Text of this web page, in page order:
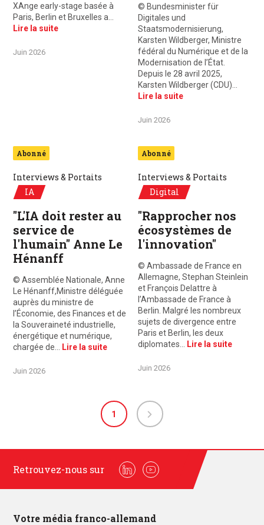
XAnge early-stage basée à
Paris, Berlin et Bruxelles a…
Lire la suite
Juin 2026
© Bundesminister für
Digitales und
Staatsmodernisierung,
Karsten Wildberger, Ministre
fédéral du Numérique et de la
Modernisation de l’État.
Depuis le 28 avril 2025,
Karsten Wildberger (CDU)…
Lire la suite
Juin 2026
Abonné
Interviews & Portaits
IA
"L'IA doit rester au
service de
l'humain" Anne Le
Hénanff
© Assemblée Nationale, Anne
Le Hénanff,Ministre déléguée
auprès du ministre de
l’Économie, des Finances et de
la Souveraineté industrielle,
énergétique et numérique,
chargée de…
Lire la suite
Juin 2026
Abonné
Interviews & Portaits
Digital
"Rapprocher nos
écosystèmes de
l'innovation"
© Ambassade de France en
Allemagne, Stephan Steinlein
et François Delattre à
l’Ambassade de France à
Berlin. Malgré les nombreux
sujets de divergence entre
Paris et Berlin, les deux
diplomates…
Lire la suite
Juin 2026
1
Retrouvez-nous sur
LinkedinYoutube
Votre média franco-allemand